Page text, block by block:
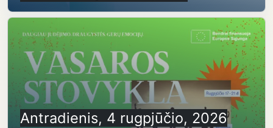
Antradienis, 4 rugpjūčio, 2026